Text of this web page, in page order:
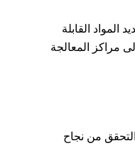
المواد القابلة
مراكز المعالجة
من نجاح